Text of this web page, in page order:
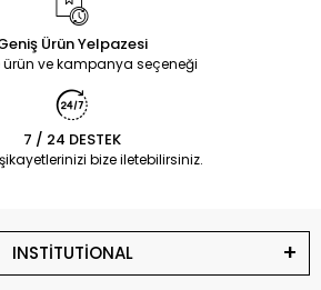
Ürün Yelpazesi
ürün ve kampanya seçeneği
7 / 24 DESTEK
bize iletebilirsiniz.
INSTİTUTİONAL